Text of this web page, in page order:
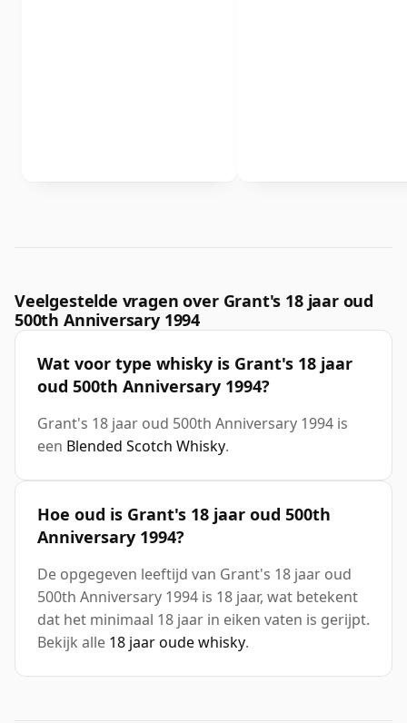
Veelgestelde vragen over Grant's 18 jaar oud
500th Anniversary 1994
Wat voor type whisky is Grant's 18 jaar
oud 500th Anniversary 1994?
Grant's 18 jaar oud 500th Anniversary 1994 is
een Blended Scotch Whisky.
Hoe oud is Grant's 18 jaar oud 500th
Anniversary 1994?
De opgegeven leeftijd van Grant's 18 jaar oud
500th Anniversary 1994 is 18 jaar, wat betekent
dat het minimaal 18 jaar in eiken vaten is gerijpt.
Bekijk alle 18 jaar oude whisky.